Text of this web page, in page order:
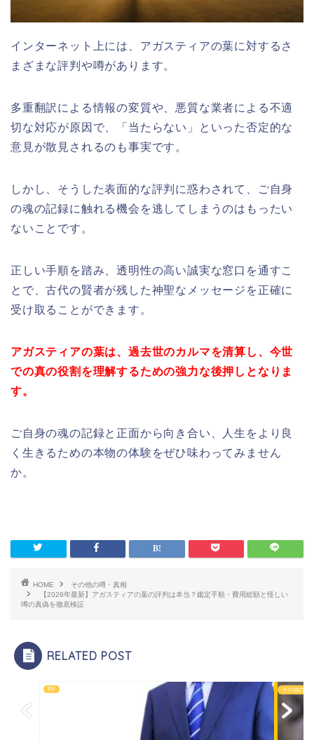
インターネット上には、アガスティアの葉に対するさ
まざまな評判や噂があります。
多重翻訳による情報の変質や、悪質な業者による不適
切な対応が原因で、「当たらない」といった否定的な
意見が散見されるのも事実です。
しかし、そうした表面的な評判に惑わされて、ご自身
の魂の記録に触れる機会を逃してしまうのはもったい
ないことです。
正しい手順を踏み、透明性の高い誠実な窓口を通すこ
とで、古代の賢者が残した神聖なメッセージを正確に
受け取ることができます。
アガスティアの葉は、過去世のカルマを清算し、今世
での真の役割を理解するための強力な後押しとなりま
す。
ご自身の魂の記録と正面から向き合い、人生をより良
く生きるための本物の体験をぜひ味わってみません
か。
HOME
その他の噂・真相
【2026年最新】アガスティアの葉の評判は本当？鑑定手順・費用総額と怪しい
噂の真偽を徹底検証
RELATED POST
PR その他の噂